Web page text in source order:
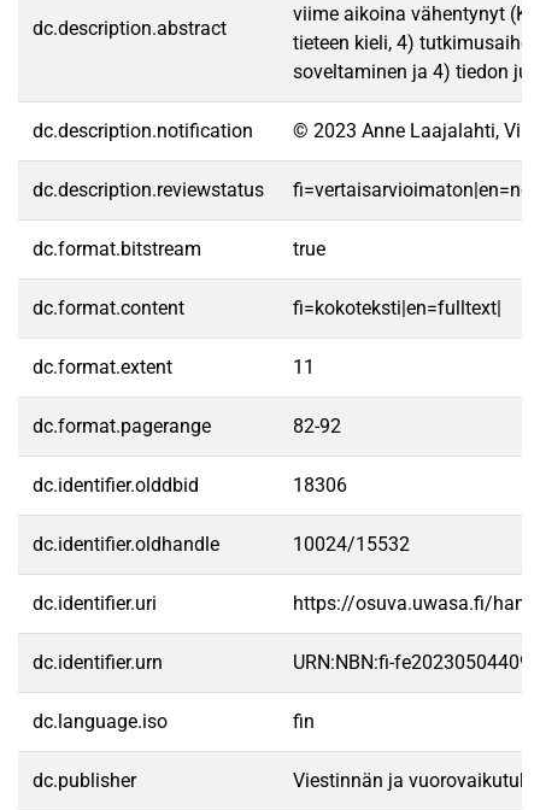
dc.description.abstract
viime aikoina vähentynyt
tieteen kieli, 4)
soveltaminen ja 4) tiedon
dc.description.notification © 2023 Anne Laajalahti,
dc.description.reviewstatus
dc.format.bitstream true
dc.format.content fi=kokoteksti|en=fulltext|
dc.format.extent 11
dc.format.pagerange 82-92
dc.identifier.olddbid 18306
dc.identifier.oldhandle 10024/15532
dc.identifier.uri https://osuva.uwasa.fi/
dc.identifier.urn URN:NBN:fi-
dc.language.iso fin
dc.publisher Viestinnän ja